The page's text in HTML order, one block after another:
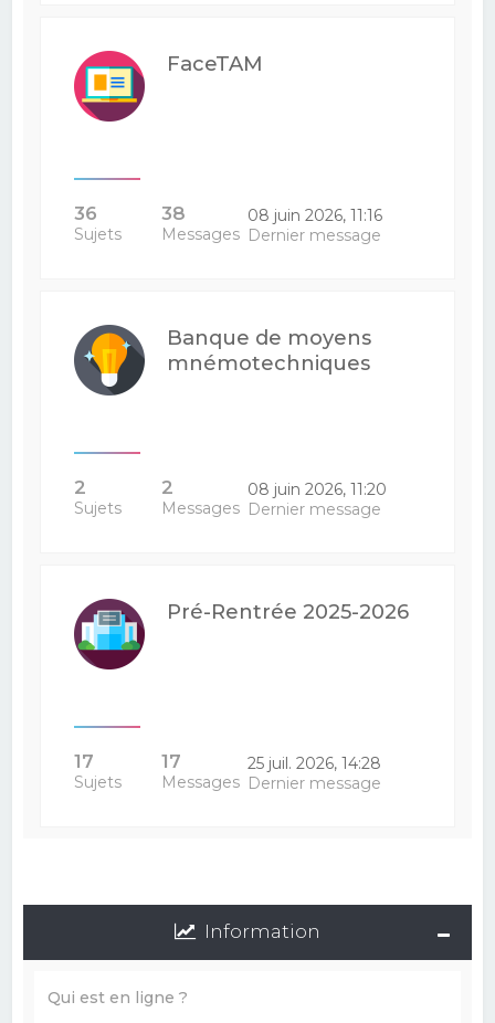
FaceTAM
36
Sujets
38
Messages
08 juin 2026, 11:16
Dernier message
Banque de moyens
mnémotechniques
2
Sujets
2
Messages
08 juin 2026, 11:20
Dernier message
Pré-Rentrée 2025-2026
17
Sujets
17
Messages
25 juil. 2026, 14:28
Dernier message
Information
Qui est en ligne ?